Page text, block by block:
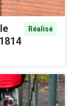
Réalisé